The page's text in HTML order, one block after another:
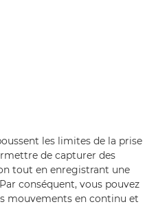
les limites de la prise
de capturer des
tout en enregistrant une
conséquent, vous pouvez
mouvements en continu et